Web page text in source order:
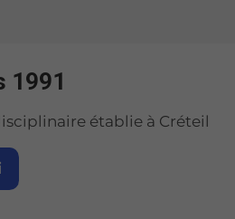
1991
établie à Créteil